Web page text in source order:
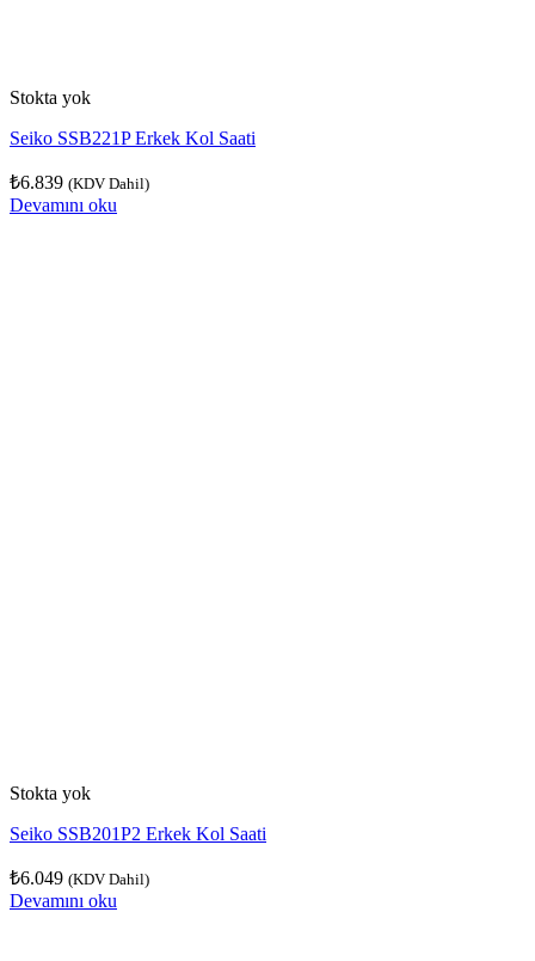
Stokta yok
Seiko SSB221P Erkek Kol Saati
₺6.839 (KDV Dahil)
Devamını oku
Stokta yok
Seiko SSB201P2 Erkek Kol Saati
₺6.049 (KDV Dahil)
Devamını oku